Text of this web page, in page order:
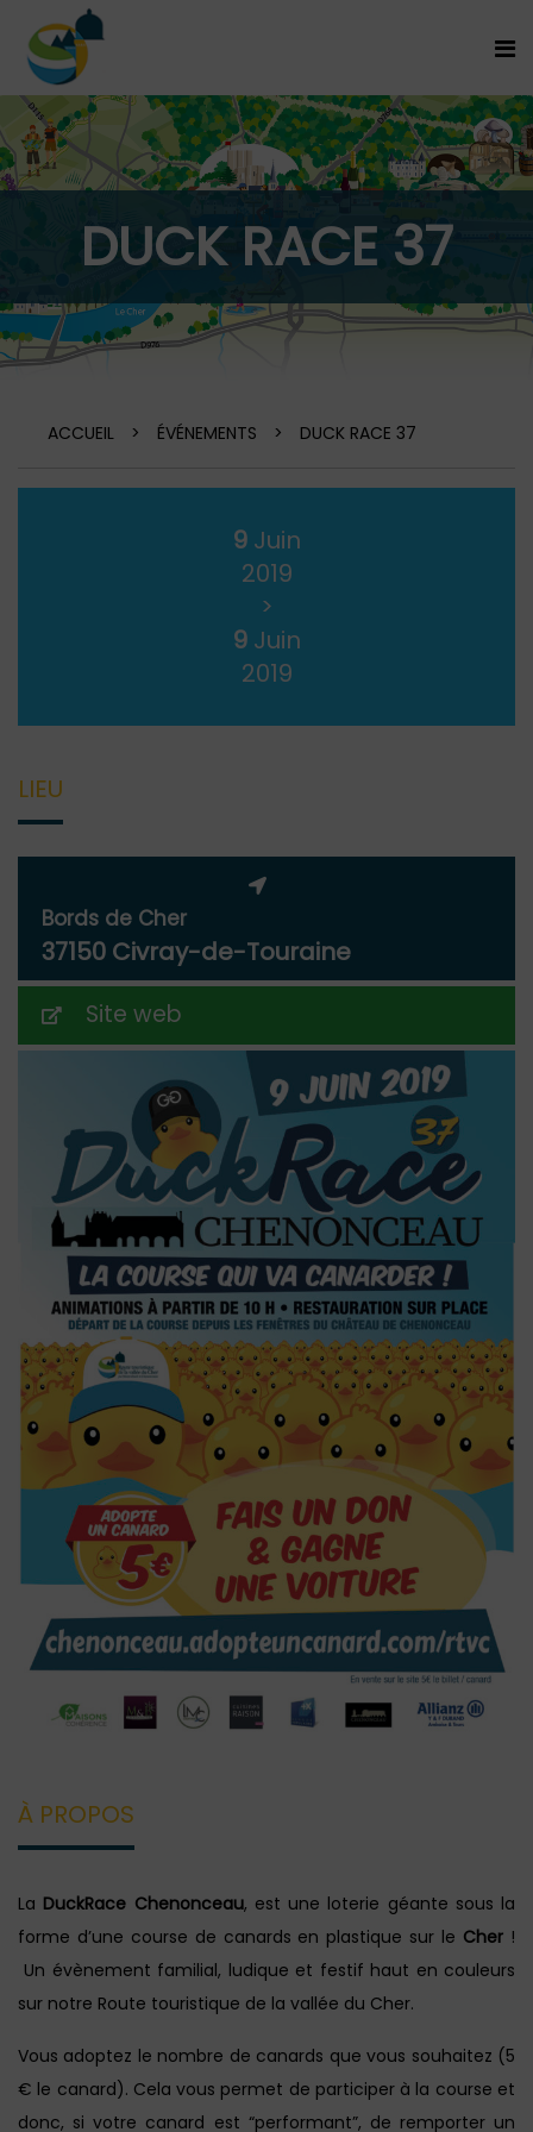
DUCK RACE 37
ACCUEIL > ÉVÉNEMENTS > DUCK RACE 37
9 Juin
2019
>
9 Juin
2019
LIEU
Bords de Cher
37150 Civray-de-Touraine
Site web
À PROPOS
La DuckRace Chenonceau, est une loterie géante sous la
forme d’une course de canards en plastique sur le Cher !
Un évènement familial, ludique et festif haut en couleurs
sur notre Route touristique de la vallée du Cher.
Vous adoptez le nombre de canards que vous souhaitez (5
€ le canard). Cela vous permet de participer à la course et
donc, si votre canard est “performant”, de remporter un